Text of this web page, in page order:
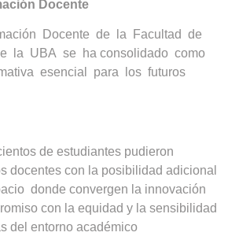
Docente
Docente de la Facultad de
la UBA se ha consolidado como
esencial para los futuros
de estudiantes pudieron
docentes con la posibilidad adicional
donde convergen la innovación
con la equidad y la sensibilidad
del entorno académico